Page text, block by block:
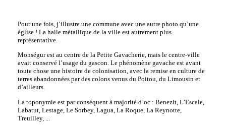
Pour une fois, j’illustre une commune avec une autre photo qu’une
église ! La halle métallique de la ville est autrement plus
représentative.
Monségur est au centre de la Petite Gavacherie, mais le centre-ville
avait conservé l’usage du gascon. Le phénomène gavache est avant
toute chose une histoire de colonisation, avec la remise en culture de
terres abandonnées par des colons venus du Poitou, du Limousin et
d’ailleurs.
La toponymie est par conséquent à majorité d’oc : Benezit, L’Escale,
Labatut, Lestage, Le Sorbey, Lagua, La Roque, La Reynotte,
Treuilley, ...